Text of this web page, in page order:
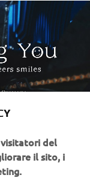
del
il sito, i